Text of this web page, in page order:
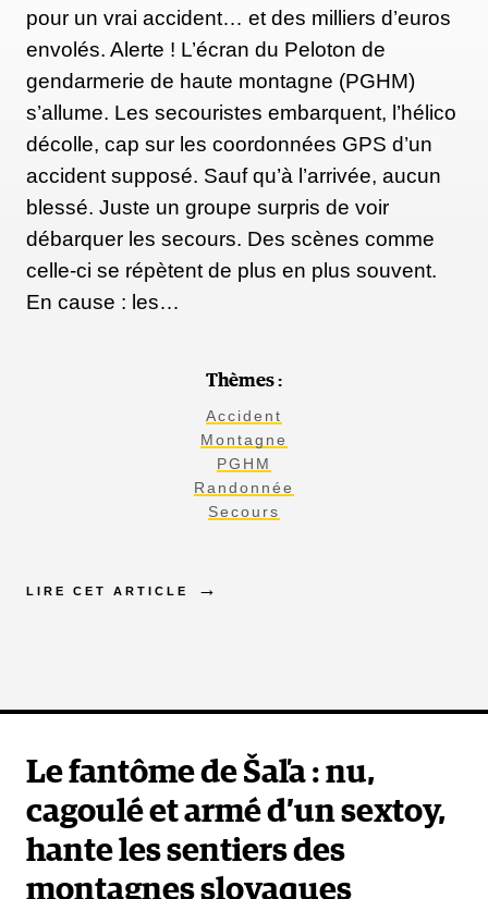
pour un vrai accident… et des milliers d’euros
envolés. Alerte ! L’écran du Peloton de
gendarmerie de haute montagne (PGHM)
s’allume. Les secouristes embarquent, l’hélico
décolle, cap sur les coordonnées GPS d’un
accident supposé. Sauf qu’à l’arrivée, aucun
blessé. Juste un groupe surpris de voir
débarquer les secours. Des scènes comme
celle-ci se répètent de plus en plus souvent.
En cause : les…
Thèmes :
Accident
Montagne
PGHM
Randonnée
Secours
LIRE CET ARTICLE
Le fantôme de Šaľa : nu,
cagoulé et armé d’un sextoy,
hante les sentiers des
montagnes slovaques